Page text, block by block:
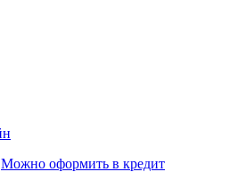
Можно оформить в кредит